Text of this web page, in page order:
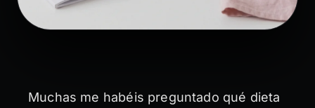
Muchas me habéis preguntado qué dieta